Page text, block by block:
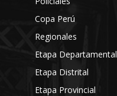
Copa Perú
Regionales
Etapa Departamental
Etapa Distrital
Etapa Provincial